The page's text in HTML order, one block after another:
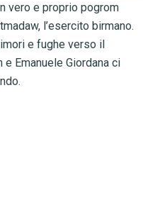
vero e proprio pogrom
l’esercito birmano.
e fughe verso il
Emanuele Giordana ci